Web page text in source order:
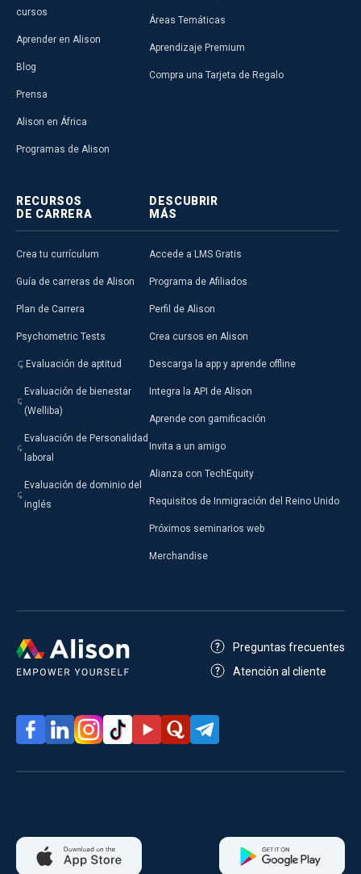
cursos
Aprender en Alison
Blog
Prensa
Alison en África
Programas de Alison
Áreas Temáticas
Aprendizaje Premium
Compra una Tarjeta de Regalo
RECURSOS
DE CARRERA
Crea tu currículum
Guía de carreras de Alison
Plan de Carrera
Psychometric Tests
Evaluación de aptitud
Evaluación de bienestar
(Welliba)
Evaluación de Personalidad
laboral
Evaluación de dominio del
inglés
DESCUBRIR
MÁS
Accede a LMS Gratis
Programa de Afiliados
Perfil de Alison
Crea cursos en Alison
Descarga la app y aprende offline
Integra la API de Alison
Aprende con gamificación
Invita a un amigo
Alianza con TechEquity
Requisitos de Inmigración del Reino Unido
Próximos seminarios web
Merchandise
Preguntas frecuentes
Atención al cliente